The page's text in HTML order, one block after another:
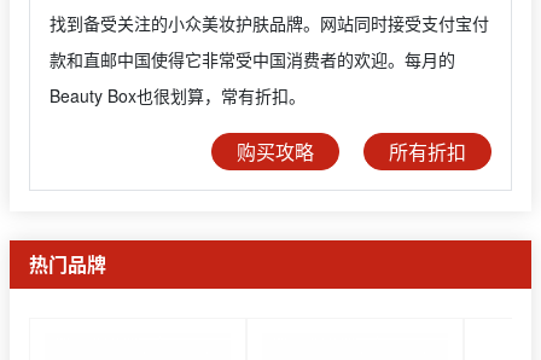
找到备受关注的小众美妆护肤品牌。网站同时接受支付宝付
款和直邮中国使得它非常受中国消费者的欢迎。每月的
Beauty Box也很划算，常有折扣。
购买攻略 所有折扣
热门品牌